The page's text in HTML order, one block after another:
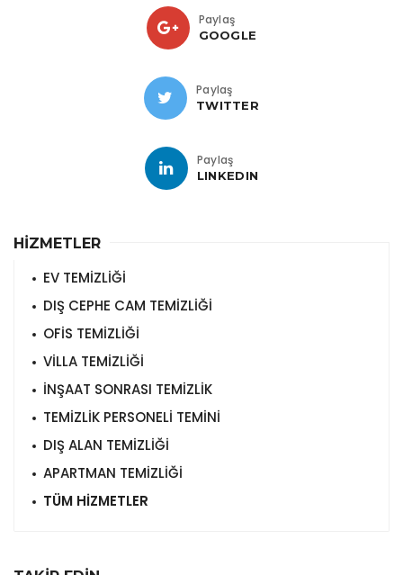
Paylaş
GOOGLE
Paylaş
TWITTER
Paylaş
LINKEDIN
HİZMETLER
EV TEMİZLİĞİ
DIŞ CEPHE CAM TEMİZLİĞİ
OFİS TEMİZLİĞİ
VİLLA TEMİZLİĞİ
İNŞAAT SONRASI TEMİZLİK
TEMİZLİK PERSONELİ TEMİNİ
DIŞ ALAN TEMİZLİĞİ
APARTMAN TEMİZLİĞİ
TÜM HİZMETLER